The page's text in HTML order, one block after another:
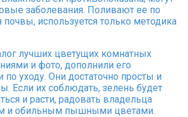
заболевания. Поливают ее по
используется только методика
лучших цветущих комнатных
и фото, дополнили его
уходу. Они достаточно просты и
Если их соблюдать, зелень будет
и расти, радовать владельца
и обильным пышными цветами.